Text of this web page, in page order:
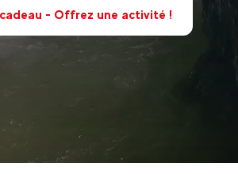
- Offrez une activité !